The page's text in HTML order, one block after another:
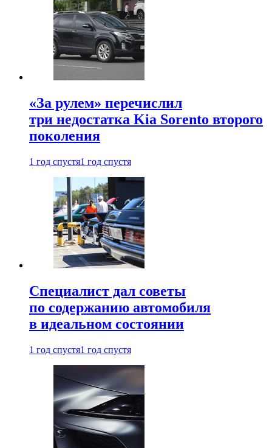
«За рулем» перечислил
три недостатка Kia Sorento второго
поколения
1 год спустя1 год спустя
Специалист дал советы
по содержанию автомобиля
в идеальном состоянии
1 год спустя1 год спустя